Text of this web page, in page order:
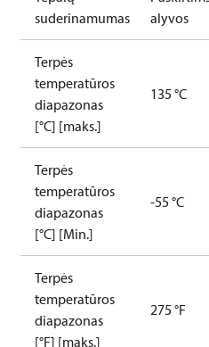
suderinamumas
alyvos
Terpės
temperatūros
diapazonas
[°C] [maks.]
135 °C
Terpės
temperatūros
diapazonas
[°C] [Min.]
-55 °C
Terpės
temperatūros
diapazonas
[°F] [maks.]
275 °F